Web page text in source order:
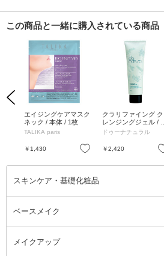
この商品と一緒に購入されている商品
Previous
お気に入り
エイジングケアマスク
ネック / 本体 / 1枚
TALIKA paris
￥1,430 お気に入り
クラリファイング ク
レンジングジェル / 本
体 / 120g / リラックス
ドゥーナチュラル
￥2,420
スキンケア・基礎化粧品
スキンケア・基礎化粧品全て
洗顔料
ベースメイク
ベースメイク全て
メイクアップ